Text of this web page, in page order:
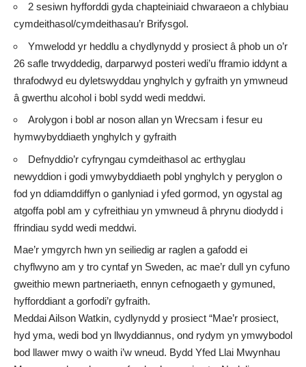
2 sesiwn hyfforddi gyda chapteiniaid chwaraeon a chlybiau
cymdeithasol/cymdeithasau’r Brifysgol.
Ymwelodd yr heddlu a chydlynydd y prosiect â phob un o’r
26 safle trwyddedig, darparwyd posteri wedi’u fframio iddynt a
thrafodwyd eu dyletswyddau ynghylch y gyfraith yn ymwneud
â gwerthu alcohol i bobl sydd wedi meddwi.
Arolygon i bobl ar noson allan yn Wrecsam i fesur eu
hymwybyddiaeth ynghylch y gyfraith
Defnyddio’r cyfryngau cymdeithasol ac erthyglau
newyddion i godi ymwybyddiaeth pobl ynghylch y peryglon o
fod yn ddiamddiffyn o ganlyniad i yfed gormod, yn ogystal ag
atgoffa pobl am y cyfreithiau yn ymwneud â phrynu diodydd i
ffrindiau sydd wedi meddwi.
Mae’r ymgyrch hwn yn seiliedig ar raglen a gafodd ei
chyflwyno am y tro cyntaf yn Sweden, ac mae’r dull yn cyfuno
gweithio mewn partneriaeth, ennyn cefnogaeth y gymuned,
hyfforddiant a gorfodi’r gyfraith.
Meddai Ailson Watkin, cydlynydd y prosiect “Mae’r prosiect,
hyd yma, wedi bod yn llwyddiannus, ond rydym yn ymwybodol
bod llawer mwy o waith i’w wneud. Bydd Yfed Llai Mwynhau